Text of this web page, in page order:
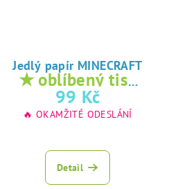
Jedlý papír MINECRAFT
★ oblíbený tisk
na jedlý papír
99 Kč
🔥 OKAMŽITÉ ODESLÁNÍ
Detail